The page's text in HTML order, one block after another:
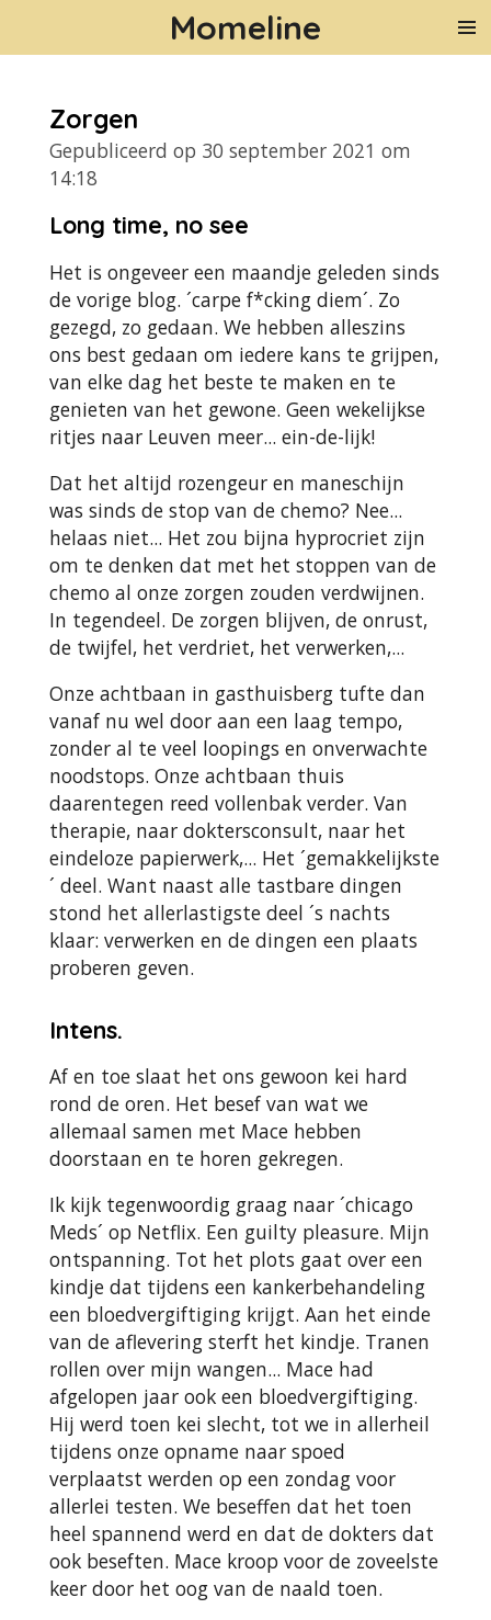
direct
hoofdinhoud
Momeline
Zorgen
Gepubliceerd op 30 september 2021 om
14:18
Long time, no see
Het is ongeveer een maandje geleden sinds
de vorige blog. ´carpe f*cking diem´. Zo
gezegd, zo gedaan. We hebben alleszins
ons best gedaan om iedere kans te grijpen,
van elke dag het beste te maken en te
genieten van het gewone. Geen wekelijkse
ritjes naar Leuven meer... ein-de-lijk!
Dat het altijd rozengeur en maneschijn
was sinds de stop van de chemo? Nee...
helaas niet... Het zou bijna hyprocriet zijn
om te denken dat met het stoppen van de
chemo al onze zorgen zouden verdwijnen.
In tegendeel. De zorgen blijven, de onrust,
de twijfel, het verdriet, het verwerken,...
Onze achtbaan in gasthuisberg tufte dan
vanaf nu wel door aan een laag tempo,
zonder al te veel loopings en onverwachte
noodstops. Onze achtbaan thuis
daarentegen reed vollenbak verder. Van
therapie, naar doktersconsult, naar het
eindeloze papierwerk,... Het ´gemakkelijkste
´ deel. Want naast alle tastbare dingen
stond het allerlastigste deel ´s nachts
klaar: verwerken en de dingen een plaats
proberen geven.
Intens.
Af en toe slaat het ons gewoon kei hard
rond de oren. Het besef van wat we
allemaal samen met Mace hebben
doorstaan en te horen gekregen.
Ik kijk tegenwoordig graag naar ´chicago
Meds´ op Netflix. Een guilty pleasure. Mijn
ontspanning. Tot het plots gaat over een
kindje dat tijdens een kankerbehandeling
een bloedvergiftiging krijgt. Aan het einde
van de aflevering sterft het kindje. Tranen
rollen over mijn wangen... Mace had
afgelopen jaar ook een bloedvergiftiging.
Hij werd toen kei slecht, tot we in allerheil
tijdens onze opname naar spoed
verplaatst werden op een zondag voor
allerlei testen. We beseffen dat het toen
heel spannend werd en dat de dokters dat
ook beseften. Mace kroop voor de zoveelste
keer door het oog van de naald toen.